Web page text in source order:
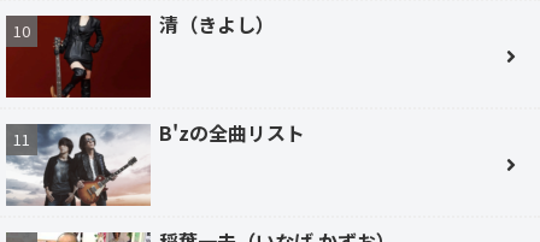
清（きよし）
B'zの全曲リスト